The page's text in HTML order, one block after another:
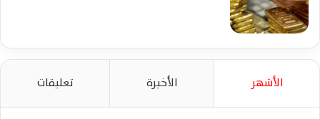
الأشهر الأخيرة تعليقات